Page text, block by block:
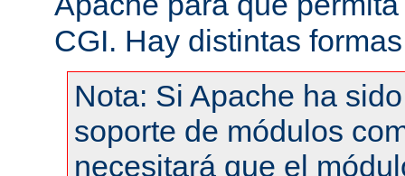
CGI. Hay distintas
Nota: Si Apache ha
soporte de módulos
necesitará que el